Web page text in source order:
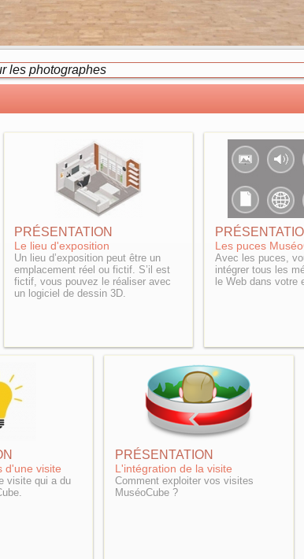
les photographes
les enseignants
les agents immobiliers
les auteurs
vous
liberté
virtuelles
PRÉSENTATION
Le lieu d'exposition
Un lieu d’exposition peut être un
emplacement réel ou fictif. S’il est
fictif, vous pouvez le réaliser avec
un logiciel de dessin 3D.
Les puces
Avec les puces,
intégrer tous les
le Web dans votre
d'une visite
visite qui a du
PRÉSENTATION
L'intégration de la visite
Comment exploiter vos visites
MuséoCube ?